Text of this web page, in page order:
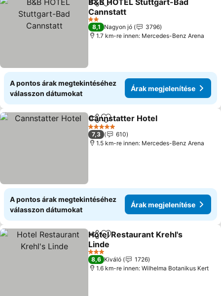
Megosztás
Hozzáadás a kedvencekhez
B&B HOTEL Stuttgart-Bad
Cannstatt
Árak megjelenítése
2 Kategória
8,1 Nagyon jó
3796
1.7 km-re innen: Mercedes-Benz Arena
A pontos árak megtekintéséhez
válasszon dátumokat
Árak megjelenítése
Megosztás
Hozzáadás a kedvencekhez
Cannstatter Hotel
5 Kategória
7,3
610
1.5 km-re innen: Mercedes-Benz Arena
A pontos árak megtekintéséhez
válasszon dátumokat
Árak megjelenítése
Megosztás
Hozzáadás a kedvencekhez
Hotel Restaurant Krehl's
Linde
Árak megjelenítése
3 Kategória
8,6 Kiváló
1726
1.6 km-re innen: Wilhelma Botanikus Kert